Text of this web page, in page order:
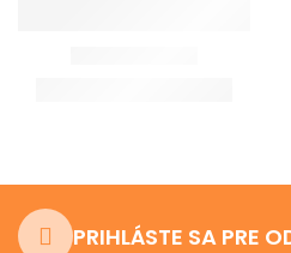
PRIHLÁSTE SA PRE